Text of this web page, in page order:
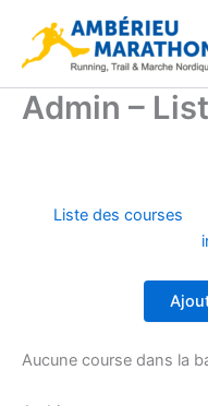
contenu
Admin –
Liste des courses
Aucune course dans la